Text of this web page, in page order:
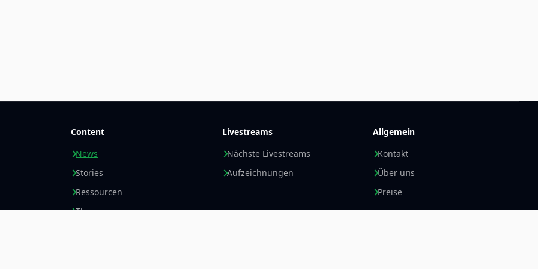
Content
News
Stories
Ressourcen
Themen
Livestreams
Nächste Livestreams
Aufzeichnungen
Allgemein
Kontakt
Über uns
Preise